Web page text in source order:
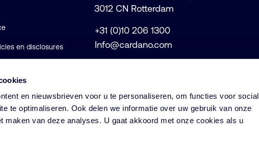
en nieuwsbrieven voor u te personaliseren, om functies voor social
te optimaliseren. Ook delen we informatie over uw gebruik van onze
maken van deze analyses. U gaat akkoord met onze cookies als u
en disclosures
3012 CN Rotterdam
+31 (0)10 206 1300
Info@cardano.com
© Cardano